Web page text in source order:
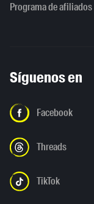
Programa de afiliados
Síguenos en
Facebook
Threads
TikTok